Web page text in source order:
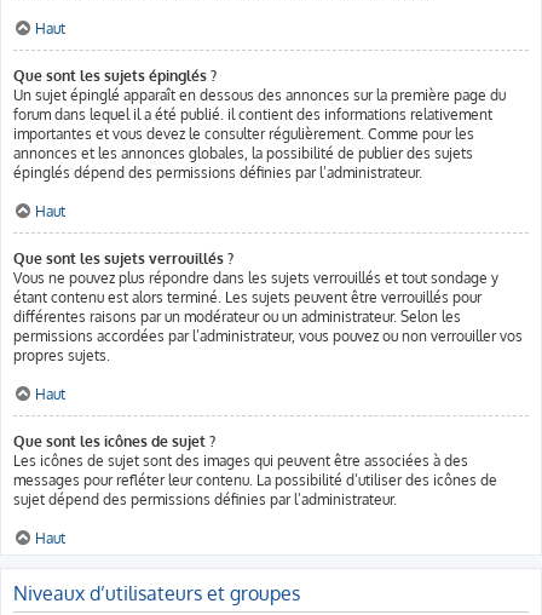
Haut
Que sont les sujets épinglés ?
Un sujet épinglé apparaît en dessous des annonces sur la première page du
forum dans lequel il a été publié. il contient des informations relativement
importantes et vous devez le consulter régulièrement. Comme pour les
annonces et les annonces globales, la possibilité de publier des sujets
épinglés dépend des permissions définies par l’administrateur.
Haut
Que sont les sujets verrouillés ?
Vous ne pouvez plus répondre dans les sujets verrouillés et tout sondage y
étant contenu est alors terminé. Les sujets peuvent être verrouillés pour
différentes raisons par un modérateur ou un administrateur. Selon les
permissions accordées par l’administrateur, vous pouvez ou non verrouiller vos
propres sujets.
Haut
Que sont les icônes de sujet ?
Les icônes de sujet sont des images qui peuvent être associées à des
messages pour refléter leur contenu. La possibilité d’utiliser des icônes de
sujet dépend des permissions définies par l’administrateur.
Haut
Niveaux d’utilisateurs et groupes